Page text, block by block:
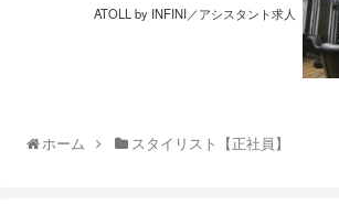
ATOLL by INFINI／アシスタント求人
ホーム スタイリスト【正社員】